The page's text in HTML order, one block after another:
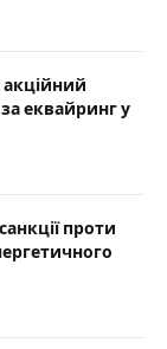
еквайринг у
проти